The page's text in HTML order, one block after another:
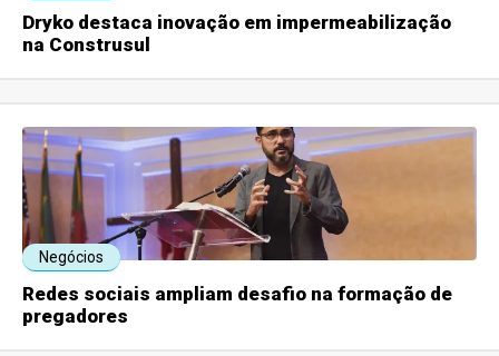
Dryko destaca inovação em impermeabilização
na Construsul
Negócios
Redes sociais ampliam desafio na formação de
pregadores